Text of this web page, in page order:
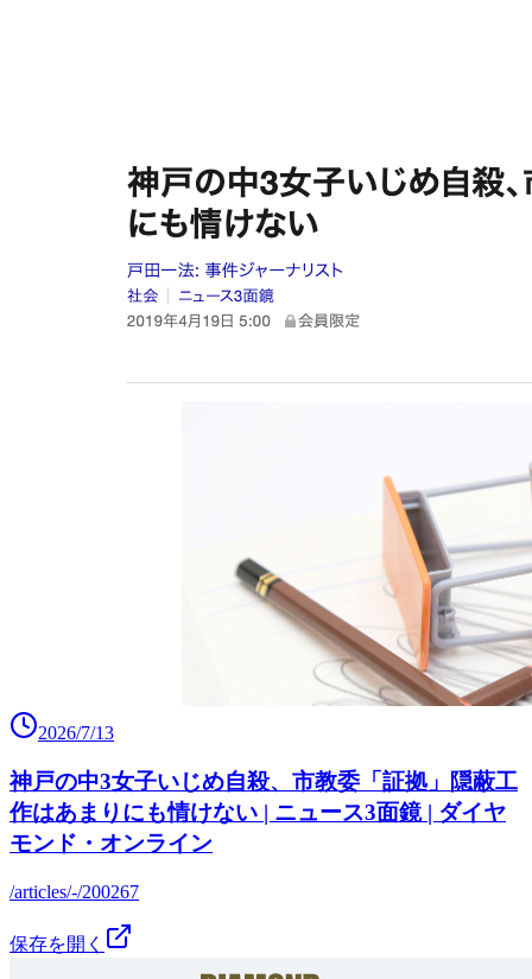
2026/7/13
神戸の中3女子いじめ自殺、市教委「証拠」隠蔽工
作はあまりにも情けない | ニュース3面鏡 | ダイヤ
モンド・オンライン
/articles/-/200267
保存を開く